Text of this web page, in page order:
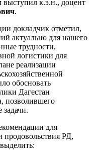
выступил к.э.н., доцент
.
докладчик отметил,
актуально для нашего
трудности,
логистики для
реализации
обосновать
Дагестан
позволившего
для
продовольствия РД,